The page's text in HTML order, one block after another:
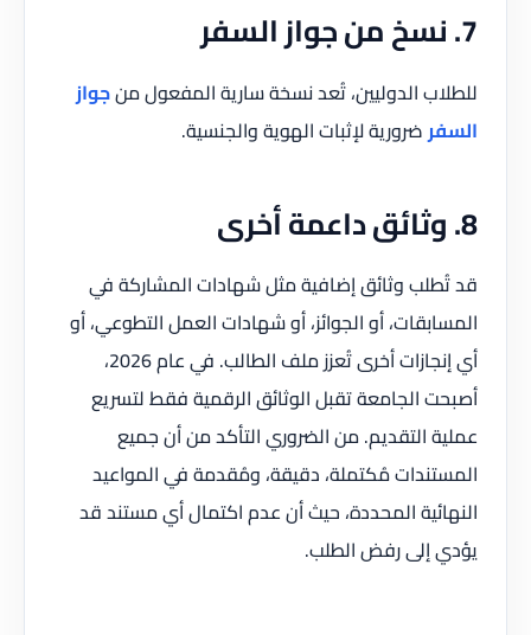
7. نسخ من جواز السفر
للطلاب الدوليين، تُعد نسخة سارية المفعول منجواز
السفر ضرورية لإثبات الهوية والجنسية.
8. وثائق داعمة أخرى
قد تُطلب وثائق إضافية مثل شهادات المشاركة في
المسابقات، أو الجوائز، أو شهادات العمل التطوعي، أو
أي إنجازات أخرى تُعزز ملف الطالب. في عام 2026،
أصبحت الجامعة تقبل الوثائق الرقمية فقط لتسريع
عملية التقديم. من الضروري التأكد من أن جميع
المستندات مُكتملة، دقيقة، ومُقدمة في المواعيد
النهائية المحددة، حيث أن عدم اكتمال أي مستند قد
يؤدي إلى رفض الطلب.